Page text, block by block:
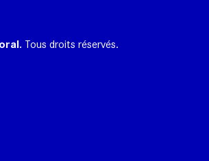
Tous droits réservés.